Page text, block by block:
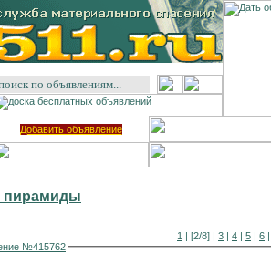
Добавить объявление
пирамиды
1 | [2/8] | 3 | 4 | 5 | 6
№415762